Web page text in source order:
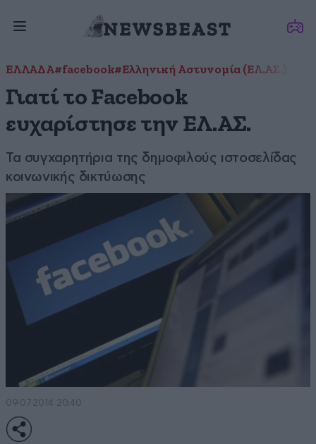
ΕΛΛΑΔΑ#facebook#Ελληνική Αστυνομία (ΕΛ.ΑΣ.)
Γιατί το Facebook
ευχαρίστησε την ΕΛ.ΑΣ.
Τα συγχαρητήρια της δημοφιλούς ιστοσελίδας
κοινωνικής δικτύωσης
09·07·2014 20:40